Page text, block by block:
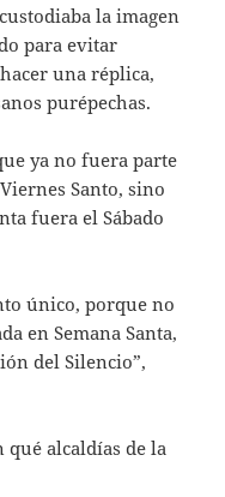
la imagen
para evitar
una réplica,
purépechas.
ya no fuera parte
Santo, sino
fuera el Sábado
único, porque no
en Semana Santa,
del Silencio”,
qué alcaldías de la